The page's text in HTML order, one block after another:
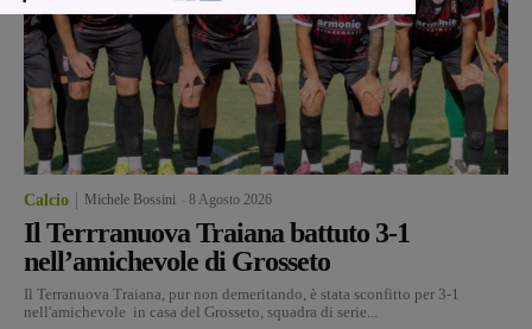
Calcio Michele Bossini 8 Agosto 2026
Il Terrranuova Traiana battuto 3-1
nell’amichevole di Grosseto
Il Terranuova Traiana, pur non demeritando, è stata sconfitto per 3-1
nell'amichevole in casa del Grosseto, squadra di serie...